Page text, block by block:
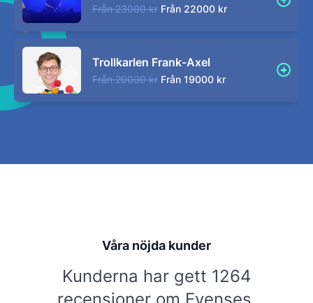
Från 23000 kr Från 22000 kr
Trollkarlen Frank-Axel
Från 20000 kr Från 19000 kr
Våra nöjda kunder
Kunderna har gett 1264
recensioner om Evenses.